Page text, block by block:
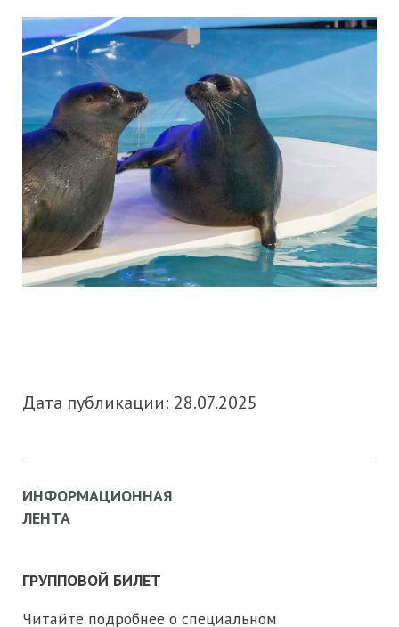
ИНФОРМАЦИОННАЯ
ЛЕНТА
ГРУППОВОЙ БИЛЕТ
Читайте подробнее о специальном
Дата публикации: 28.07.2025